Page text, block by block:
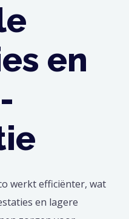
en
werkt efficiënter, wat
en lagere